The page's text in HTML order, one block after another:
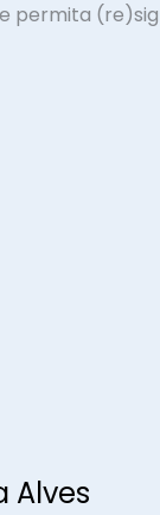
permita
Alves